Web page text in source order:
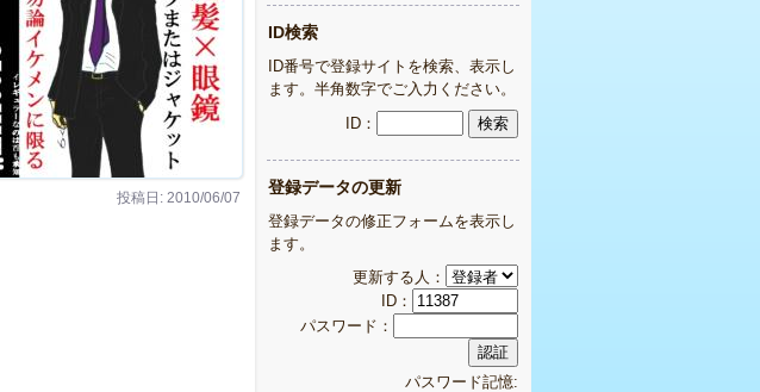
投稿日: 2010/06/07
ID検索
ID番号で登録サイトを検索、表示し
ます。半角数字でご入力ください。
ID：
登録データの更新
登録データの修正フォームを表示し
ます。
更新する人：
ID：
パスワード：
パスワード記憶: